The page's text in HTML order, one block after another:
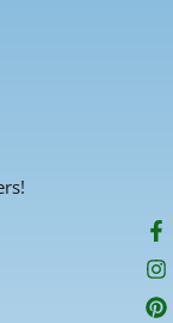
F
a
c
e
b
I
n
s
t
a
P
i
n
t
e